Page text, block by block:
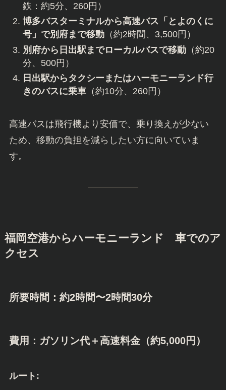
鉄：約5分、260円）
博多バスターミナルから高速バス「とよのくに
号」で別府まで移動（約2時間、3,500円）
別府から日出駅までローカルバスで移動（約20
分、500円）
日出駅からタクシーまたはハーモニーランド行
きのバスに乗車（約10分、260円）
高速バスは飛行機より安価で、乗り換えが少ない
ため、移動の負担を減らしたい方に向いていま
す。
福岡空港からハーモニーランド 車でのア
クセス
所要時間：約2時間〜2時間30分
費用：ガソリン代＋高速料金（約5,000円）
ルート: